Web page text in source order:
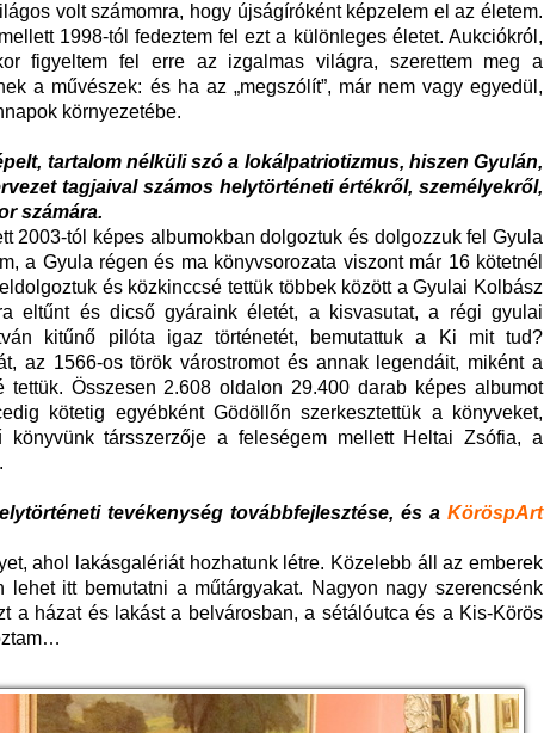
volt számomra, hogy újságíróként képzelem el az életem.
1998-tól fedeztem fel ezt a különleges életet. Aukciókról,
figyeltem fel erre az izgalmas világra, szerettem meg a
a művészek: és ha az „megszólít”, már nem vagy egyedül,
környezetébe.
tartalom nélküli szó a lokálpatriotizmus, hiszen Gyulán,
tagjaival számos helytörténeti értékről, személyekről,
számára.
2003-tól képes albumokban dolgoztuk és dolgozzuk fel Gyula
a Gyula régen és ma könyvsorozata viszont már 16 kötetnél
és közkinccsé tettük többek között a Gyulai Kolbász
eltűnt és dicső gyáraink életét, a kisvasutat, a régi gyulai
kitűnő pilóta igaz történetét, bemutattuk a Ki mit tud?
az 1566-os török várostromot és annak legendáit, miként a
Összesen 2.608 oldalon 29.400 darab képes albumot
kötetig egyébként Gödöllőn szerkesztettük a könyveket,
társszerzője a feleségem mellett Heltai Zsófia, a
tevékenység továbbfejlesztése, és a KöröspArt
ahol lakásgalériát hozhatunk létre. Közelebb áll az emberek
lehet itt bemutatni a műtárgyakat. Nagyon nagy szerencsénk
a házat és lakást a belvárosban, a sétálóutca és a Kis-Körös